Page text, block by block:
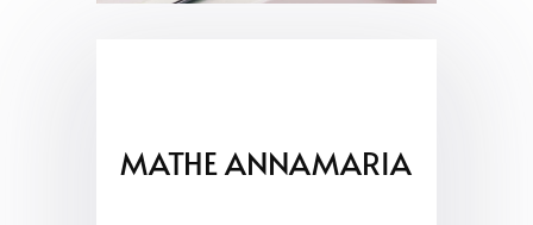
MATHE ANNAMARIA